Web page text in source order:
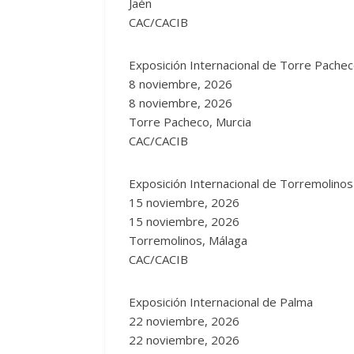
CAC/CACIB
Exposición Internacional de Torre
8 noviembre, 2026
8 noviembre, 2026
Torre Pacheco, Murcia
CAC/CACIB
Exposición Internacional de Torremolinos
15 noviembre, 2026
15 noviembre, 2026
Torremolinos, Málaga
CAC/CACIB
Exposición Internacional de Palma
22 noviembre, 2026
22 noviembre, 2026